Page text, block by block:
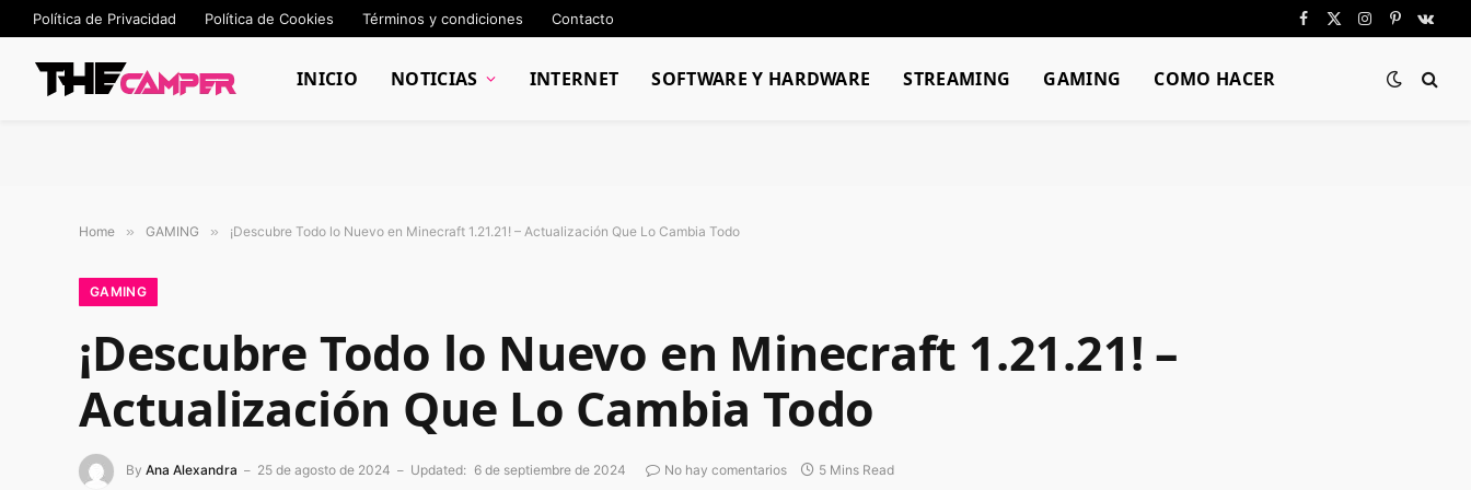
Política de Privacidad Política de Cookies Términos y condiciones Contacto
Facebook
X
Instagram
Pinterest
INICIO NOTICIAS INTERNET SOFTWARE Y HARDWARE STREAMING GAMING COMO HACER
Home » GAMING » ¡Descubre Todo lo Nuevo en Minecraft 1.21.21! – Actualización Que Lo Cambia Todo
GAMING
¡Descubre Todo lo Nuevo en Minecraft 1.21.21! –
Actualización Que Lo Cambia Todo
By Ana Alexandra 25 de agosto de 2024 Updated: 6 de septiembre de 2024 No hay comentarios 5 Mins Read